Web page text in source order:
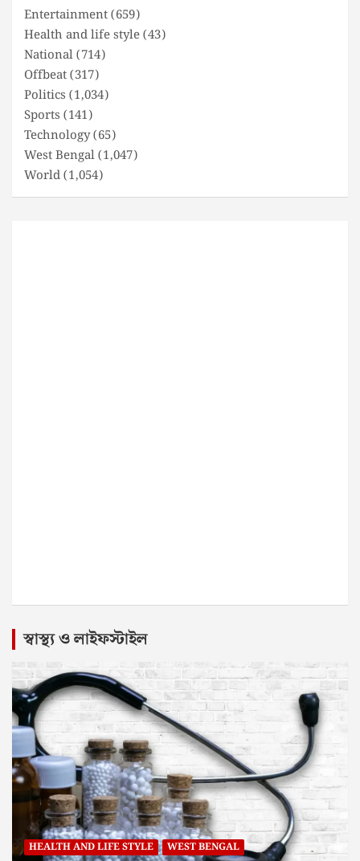
Entertainment(659)
Health and life style(43)
National(714)
Offbeat(317)
Politics (1,034)
Sports (141)
Technology(65)
West Bengal(1,047)
World(1,054)
স্বাস্থ্য ও লাইফস্টাইল
HEALTH AND LIFE STYLE WEST BENGAL